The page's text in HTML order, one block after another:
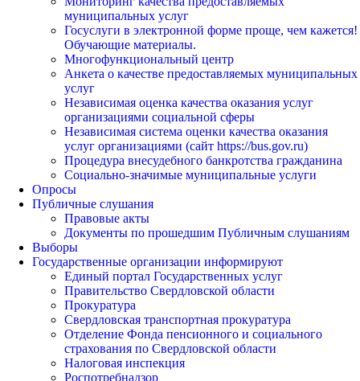
муниципальных услуг
Госуслуги в электронной форме проще, чем кажется!
Обучающие материалы.
Многофункциональный центр
Анкета о качестве предоставляемых муниципальных
услуг
Независимая оценка качества оказания услуг
организациями социальной сферы
Независимая система оценки качества оказания
услуг организациями (сайт https://bus.gov.ru)
Процедура внесудебного банкротства гражданина
Социально-значимые муниципальные услуги
Опросы
Публичные слушания
Правовые акты
Документы по прошедшим Публичным слушаниям
Выборы
Государственные организации информируют
Единый портал Государственных услуг
Правительство Свердловской области
Прокуратура
Свердловская транспортная прокуратура
Отделение Фонда пенсионного и социального
страхования по Свердловской области
Налоговая инспекция
Роспотребнадзор